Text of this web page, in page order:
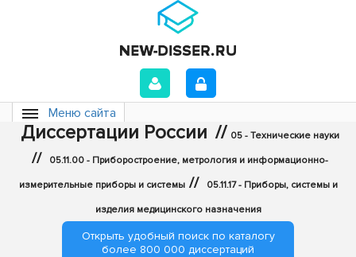
Меню сайта
Диссертации России // 05 - Технические науки
// 05.11.00 - Приборостроение, метрология и информационно-
измерительные приборы и системы // 05.11.17 - Приборы, системы и
изделия медицинского назначения
Открыть удобный поиск по каталогу
более 800 000 диссертаций